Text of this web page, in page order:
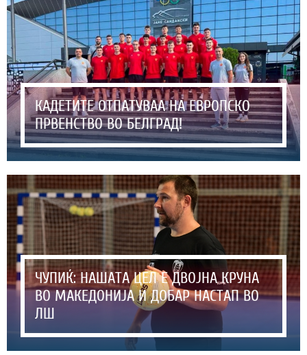
КАДЕТИТЕ ОТПАТУВАА НА ЕВРОПСКО
ПРВЕНСТВО ВО БЕЛГРАД!
ЧУПИЌ: НАШАТА ЦЕЛ Е ДВОЈНА КРУНА
ВО МАКЕДОНИЈА И ДОБАР НАСТАП ВО
ЛШ